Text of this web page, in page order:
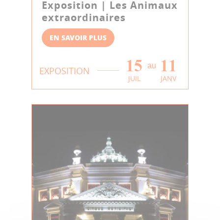
Exposition | Les Animaux
extraordinaires
EN SAVOIR PLUS
EXPOSITION 15
JUIL
au 11
JANV